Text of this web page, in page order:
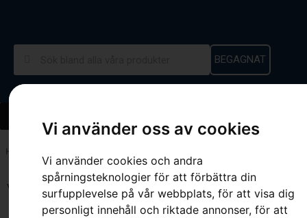
Vi använder oss av cookies
Vi använder cookies och andra
spårningsteknologier för att förbättra din
surfupplevelse på vår webbplats, för att visa dig
personligt innehåll och riktade annonser, för att
BEGAGNAT
Hem
Visar alla 8 resultat